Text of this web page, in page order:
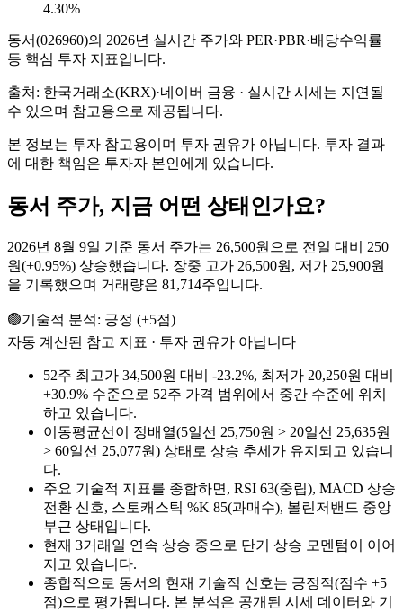
4.30%
동서(026960)의 2026년 실시간 주가와 PER·PBR·배당수익률
등 핵심 투자 지표입니다.
출처: 한국거래소(KRX)·네이버 금융 · 실시간 시세는 지연될
수 있으며 참고용으로 제공됩니다.
본 정보는 투자 참고용이며 투자 권유가 아닙니다. 투자 결과
에 대한 책임은 투자자 본인에게 있습니다.
동서 주가, 지금 어떤 상태인가요?
2026년 8월 9일 기준 동서 주가는 26,500원으로 전일 대비 250
원(+0.95%) 상승했습니다. 장중 고가 26,500원, 저가 25,900원
을 기록했으며 거래량은 81,714주입니다.
🟢기술적 분석: 긍정 (+5점)
자동 계산된 참고 지표 · 투자 권유가 아닙니다
52주 최고가 34,500원 대비 -23.2%, 최저가 20,250원 대비
+30.9% 수준으로 52주 가격 범위에서 중간 수준에 위치
하고 있습니다.
이동평균선이 정배열(5일선 25,750원 > 20일선 25,635원
> 60일선 25,077원) 상태로 상승 추세가 유지되고 있습니
다.
주요 기술적 지표를 종합하면, RSI 63(중립), MACD 상승
전환 신호, 스토캐스틱 %K 85(과매수), 볼린저밴드 중앙
부근 상태입니다.
현재 3거래일 연속 상승 중으로 단기 상승 모멘텀이 이어
지고 있습니다.
종합적으로 동서의 현재 기술적 신호는 긍정적(점수 +5
점)으로 평가됩니다. 본 분석은 공개된 시세 데이터와 기